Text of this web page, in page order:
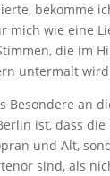
bekomme
mich wie eine
die im
untermalt
Besondere an
ist, dass
und Alt,
sind, als